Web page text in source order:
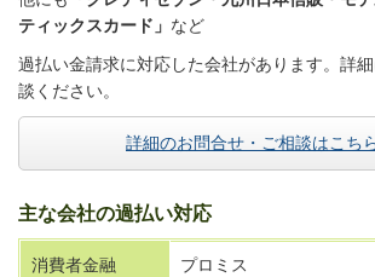
ティックスカード」 など
過払い金請求に対応した会社があります。詳
談ください。
詳細のお問合せ・ご相談はこち
主な会社の過払い対応
消費者金融 プロミス